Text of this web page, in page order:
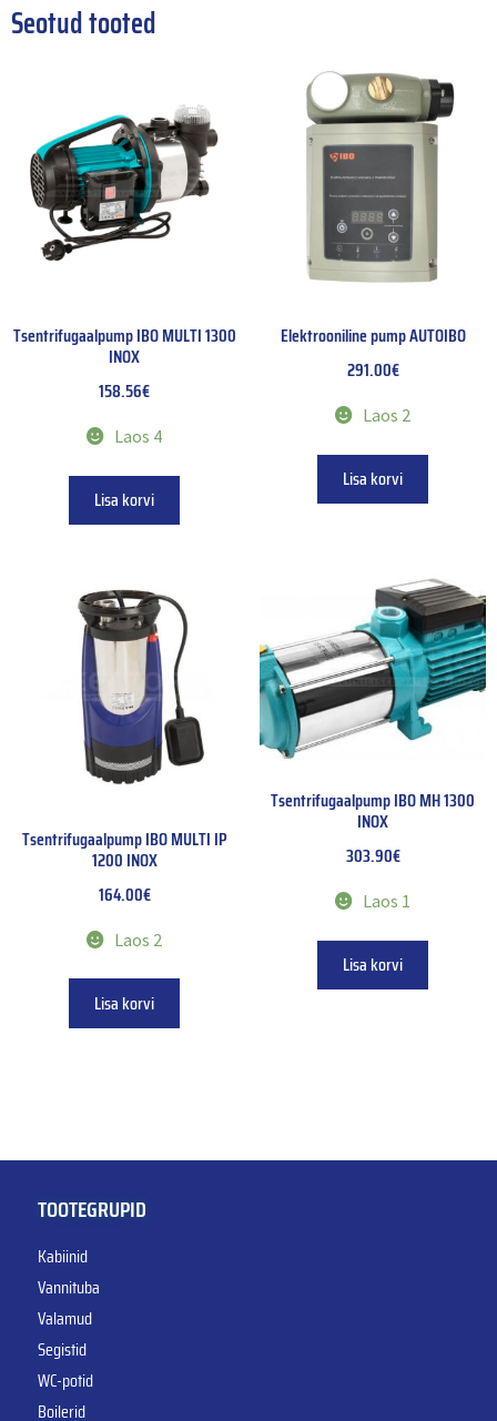
Seotud tooted
Tsentrifugaalpump IBO MULTI 1300
INOX
158.56€
Laos 4
Lisa korvi
Elektrooniline pump AUTOIBO
291.00€
Laos 2
Lisa korvi
Tsentrifugaalpump IBO MULTI IP
1200 INOX
164.00€
Laos 2
Lisa korvi
Tsentrifugaalpump IBO MH 1300
INOX
303.90€
Laos 1
Lisa korvi
TOOTEGRUPID
Kabiinid
Vannituba
Valamud
Segistid
WC-potid
Boilerid